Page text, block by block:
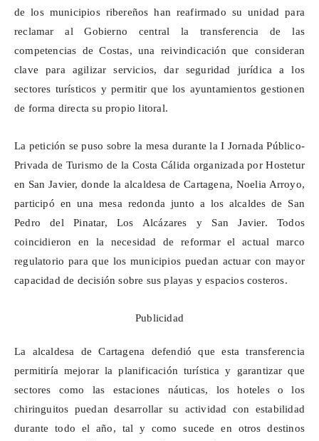
de los municipios ribereños han reafirmado su unidad para
reclamar al Gobierno central la transferencia de las
competencias de Costas, una reivindicación que consideran
clave para agilizar servicios, dar seguridad jurídica a los
sectores turísticos y permitir que los ayuntamientos gestionen
de forma directa su propio litoral.
La petición se puso sobre la mesa durante la I Jornada Público-
Privada de Turismo de la Costa Cálida organizada porHostetur
en San Javier, donde la alcaldesa de Cartagena, Noelia Arroyo,
participó en una mesa redonda junto a los alcaldes de San
Pedro del Pinatar, Los Alcázares y San Javier. Todos
coincidieron en la necesidad de reformar el actual marco
regulatorio para que los municipios puedan actuar con mayor
capacidad de decisión sobre sus playas y espacios costeros.
Publicidad
La alcaldesa de Cartagena defendió que esta transferencia
permitiría mejorar la planificación turística y garantizar que
sectores como las estaciones náuticas, los hoteles o los
chiringuitos puedan desarrollar su actividad con estabilidad
durante todo el año, tal y como sucede en otros destinos